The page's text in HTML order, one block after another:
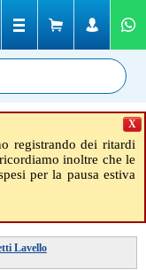
registrando dei ritardi
inoltre che le
per la pausa estiva
X
Lavello